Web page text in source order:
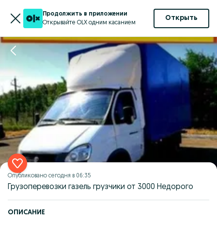
Продолжить в приложении
Открывайте OLX одним касанием
Открыть
Опубликовано сегодня в 06:35
Грузоперевозки газель грузчики от 3000 Недорого
ОПИСАНИЕ